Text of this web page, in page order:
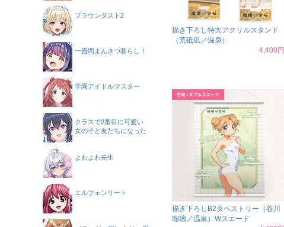
描き下ろし特大アクリルスタンド
（荒砥凪／温泉）
4,400円
描き下ろしB2タペストリー（谷川
瑠璃／温泉）Wスエード
ブラウンダスト2
一畳間まんきつ暮らし！
学園アイドルマスター
クラスで2番目に可愛い
女の子と友だちになった
よわよわ先生
エルフェンリート